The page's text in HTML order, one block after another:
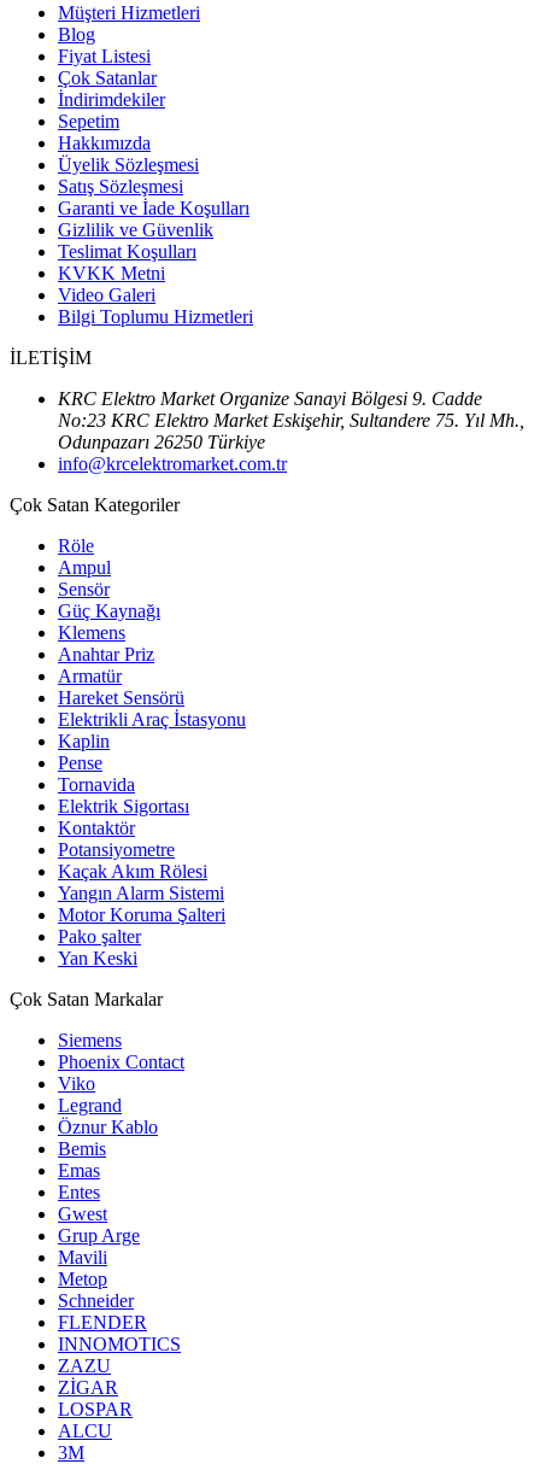
Müşteri Hizmetleri
Blog
Fiyat Listesi
Çok Satanlar
İndirimdekiler
Sepetim
Hakkımızda
Üyelik Sözleşmesi
Satış Sözleşmesi
Garanti ve İade Koşulları
Gizlilik ve Güvenlik
Teslimat Koşulları
KVKK Metni
Video Galeri
Bilgi Toplumu Hizmetleri
İLETİŞİM
KRC Elektro Market Organize Sanayi Bölgesi 9. Cadde
No:23 KRC Elektro Market Eskişehir, Sultandere 75. Yıl Mh.,
Odunpazarı 26250 Türkiye
info@krcelektromarket.com.tr
Çok Satan Kategoriler
Röle
Ampul
Sensör
Güç Kaynağı
Klemens
Anahtar Priz
Armatür
Hareket Sensörü
Elektrikli Araç İstasyonu
Kaplin
Pense
Tornavida
Elektrik Sigortası
Kontaktör
Potansiyometre
Kaçak Akım Rölesi
Yangın Alarm Sistemi
Motor Koruma Şalteri
Pako şalter
Yan Keski
Çok Satan Markalar
Siemens
Phoenix Contact
Viko
Legrand
Öznur Kablo
Bemis
Emas
Entes
Gwest
Grup Arge
Mavili
Metop
Schneider
FLENDER
INNOMOTICS
ZAZU
ZİGAR
LOSPAR
ALCU
3M